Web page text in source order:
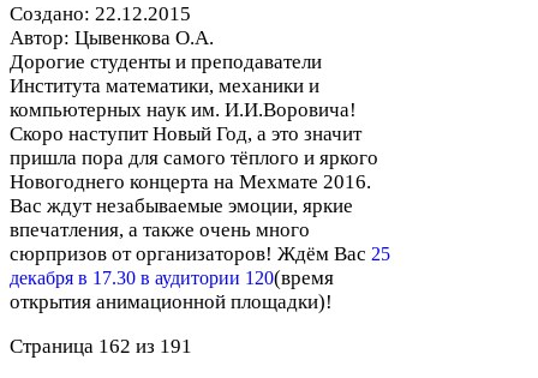
Создано: 22.12.2015
Автор: Цывенкова О.А.
Дорогие студенты и преподаватели
Института математики, механики и
компьютерных наук им. И.И.Воровича!
Скоро наступит Новый Год, а это значит
пришла пора для самого тёплого и яркого
Новогоднего концерта на Мехмате 2016.
Вас ждут незабываемые эмоции, яркие
впечатления, а также очень много
сюрпризов от организаторов! Ждём Вас 25
декабря в 17.30 в аудитории 120(время
открытия анимационной площадки)!
Страница 162 из 191